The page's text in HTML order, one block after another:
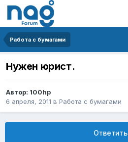
Работа с бумагами
Нужен юрист.
Автор: 100hp
6 апреля, 2011 в Работа с бумагами
Ответить